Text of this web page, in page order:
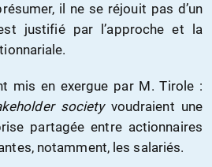
il ne se réjouit pas d’un
justifié par l’approche et la
mis en exergue par M. Tirole :
societyvoudraient une
partagée entre actionnaires
notamment, les salariés.